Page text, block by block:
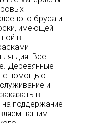
бруса и
имеющей
в
Все
Деревянные
с помощью
и
в
поддержание
нашим